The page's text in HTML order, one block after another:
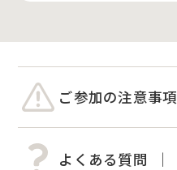
ご参加の注意事項
よくある質問